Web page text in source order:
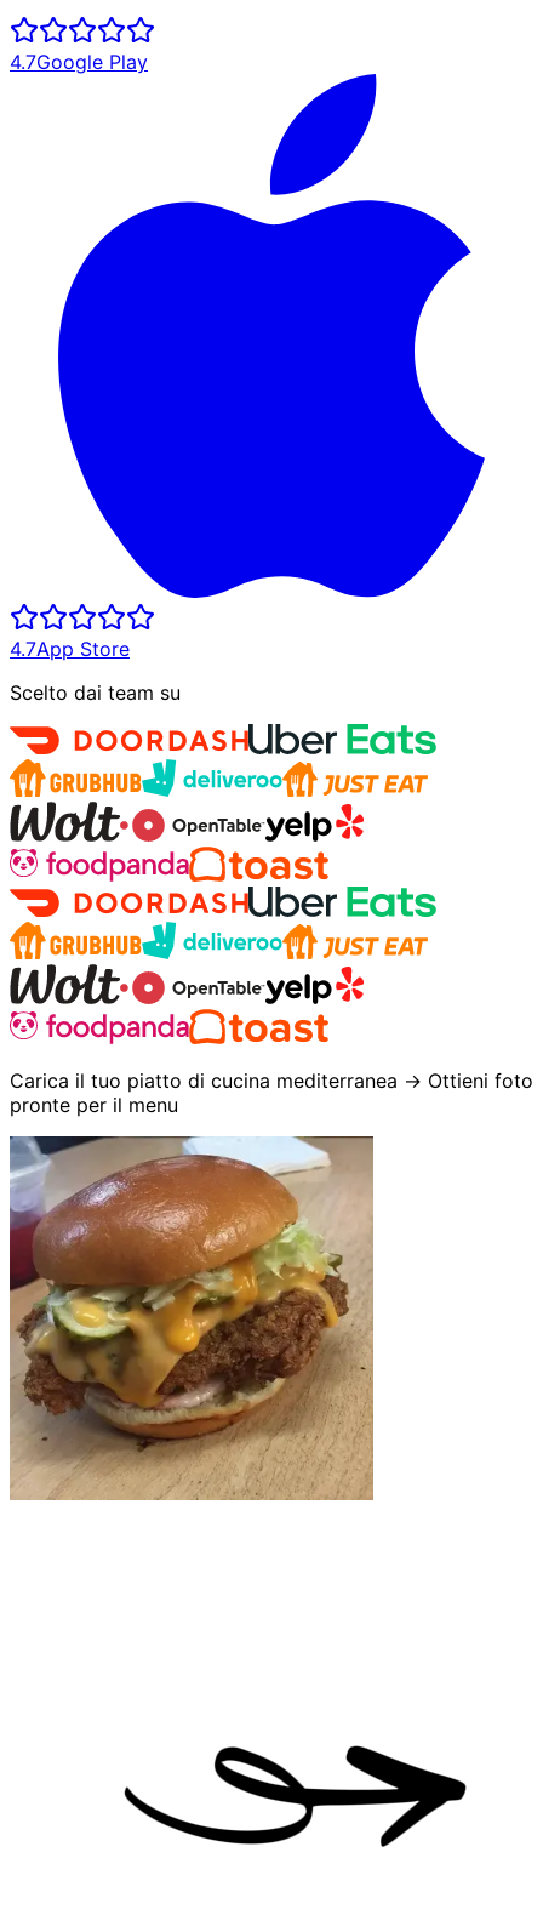
4.7Google Play
4.7App Store
Scelto dai team su
Carica il tuo piatto di cucina mediterranea → Ottieni foto
pronte per il menu